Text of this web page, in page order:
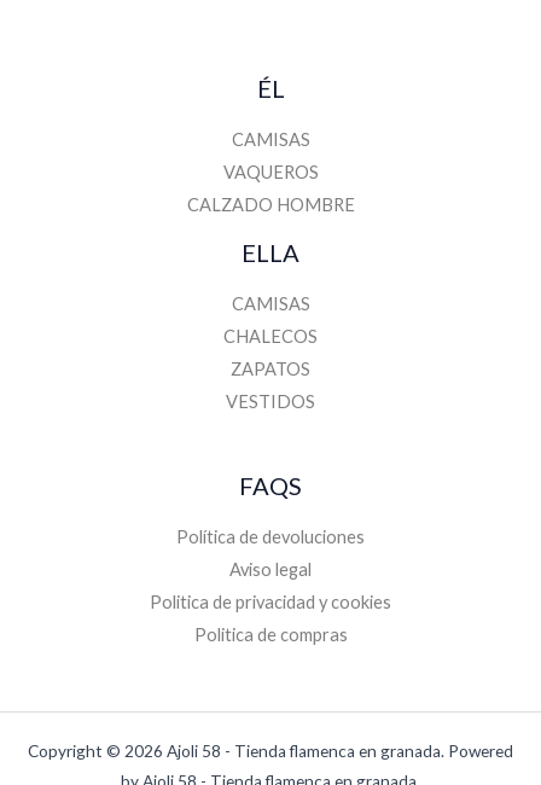
ÉL
CAMISAS
VAQUEROS
CALZADO HOMBRE
ELLA
CAMISAS
CHALECOS
ZAPATOS
VESTIDOS
FAQS
Política de devoluciones
Aviso legal
Politica de privacidad y cookies
Politica de compras
Copyright © 2026 Ajoli 58 - Tienda flamenca en granada. Powered
by Ajoli 58 - Tienda flamenca en granada.